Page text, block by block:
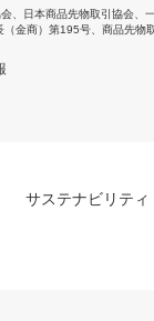
日本商品先物取引協会
金商）第195号、商品先物
サステナビリティ